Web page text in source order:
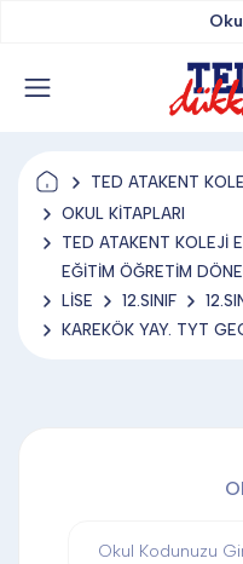
TED YAYINLARI
TED LOKUM
ANAHTARLIK
BLOKNOT &
TED ATAKENT
OKUL KİTAPLARI
TED ATAKENT KOLEJİ
EĞİTİM ÖĞRETİM
LİSE
12.SINIF
KAREKÖK YAY. TYT